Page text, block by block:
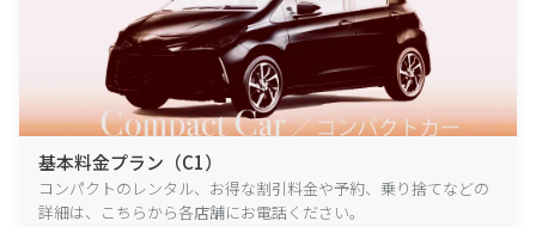
基本料金プラン（C1）
コンパクトのレンタル、お得な割引料金や予約、乗り捨てなどの
詳細は、こちらから各店舗にお電話ください。